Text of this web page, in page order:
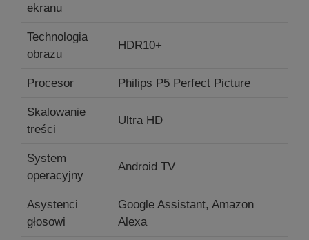
ekranu
Technologia
obrazu
HDR10+
Procesor Philips P5 Perfect Picture
Skalowanie
treści
Ultra HD
System
operacyjny
Android TV
Asystenci
głosowi
Google Assistant, Amazon
Alexa